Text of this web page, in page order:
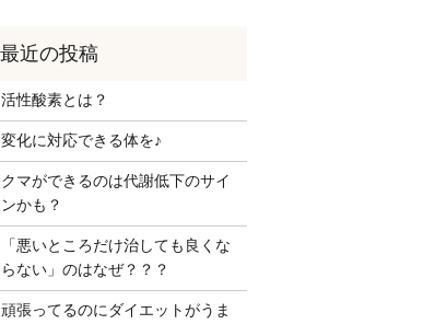
活性酸素とは？
変化に対応できる体を♪
クマができるのは代謝低下のサイ
ンかも？
「悪いところだけ治しても良くな
らない」のはなぜ？？？
頑張ってるのにダイエットがうま